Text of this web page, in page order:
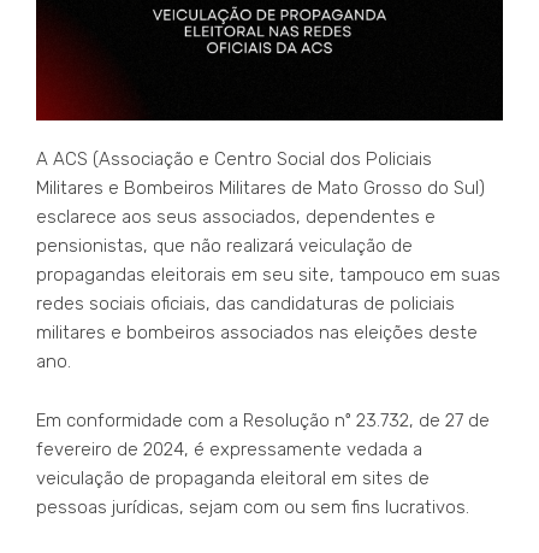
A ACS (Associação e Centro Social dos Policiais
Militares e Bombeiros Militares de Mato Grosso do Sul)
esclarece aos seus associados, dependentes e
pensionistas, que não realizará veiculação de
propagandas eleitorais em seu site, tampouco em suas
redes sociais oficiais, das candidaturas de policiais
militares e bombeiros associados nas eleições deste
ano.
Em conformidade com a Resolução nº 23.732, de 27 de
fevereiro de 2024, é expressamente vedada a
veiculação de propaganda eleitoral em sites de
pessoas jurídicas, sejam com ou sem fins lucrativos.